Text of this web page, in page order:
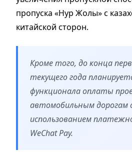
пропуска «Нур Жолы» с
китайской сторон.
Кроме того, до конца
текущего года
функционала оплаты
автомобильным дорогам
использованием
WeChat Pay.